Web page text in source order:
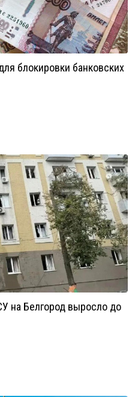
блокировки банковских
на Белгород выросло до